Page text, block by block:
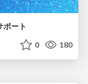
ポート
0 180